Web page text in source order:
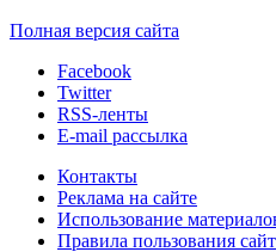
Полная версия сайта
Facebook
Twitter
RSS-ленты
E-mail рассылка
Контакты
Реклама на сайте
Использование
Правила пользования